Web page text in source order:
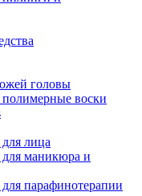
головы
воски
лица
маникюра и
парафинотерапии